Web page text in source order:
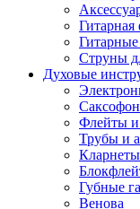
Гитарная
Струны
Духовые
Флейты и
Трубы и
Губные
Венова